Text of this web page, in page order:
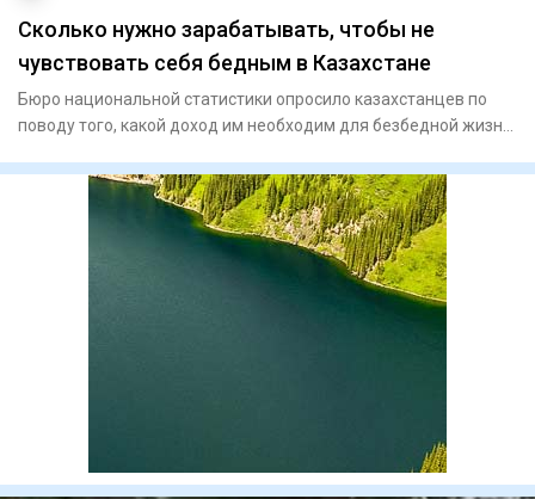
Сколько нужно зарабатывать, чтобы не
чувствовать себя бедным в Казахстане
Бюро национальной статистики опросило казахстанцев по
поводу того, какой доход им необходим для безбедной жизни.